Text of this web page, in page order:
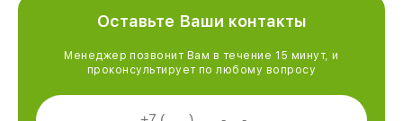
Оставьте Ваши контакты
Менеджер позвонит Вам в течение 15 минут, и
проконсультирует по любому вопросу